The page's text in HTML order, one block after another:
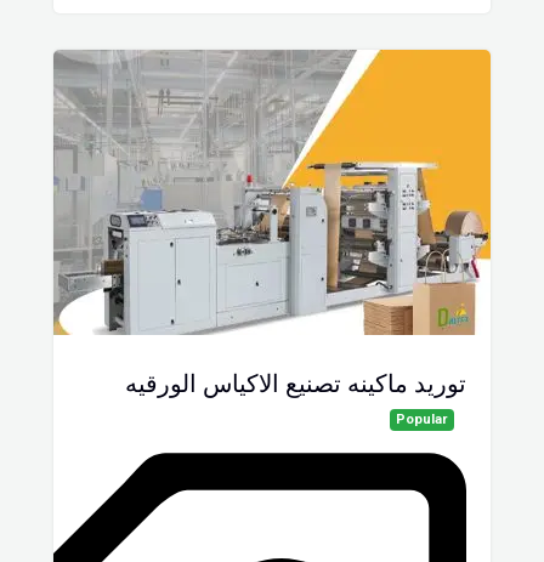
توريد ماكينه تصنيع الاكياس الورقيه
Popular